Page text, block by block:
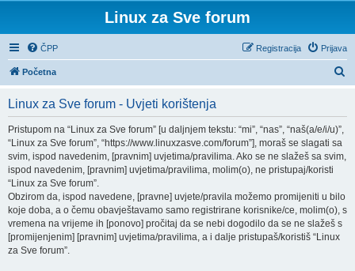
Linux za Sve forum
ČPP Prijava
Registracija
Početna
Linux za Sve forum - Uvjeti korištenja
Pristupom na “Linux za Sve forum” [u daljnjem tekstu: “mi”, “nas”, “naš(a/e/i/u)”,
“Linux za Sve forum”, “https://www.linuxzasve.com/forum”], moraš se slagati sa
svim, ispod navedenim, [pravnim] uvjetima/pravilima. Ako se ne slažeš sa svim,
ispod navedenim, [pravnim] uvjetima/pravilima, molim(o), ne pristupaj/koristi
“Linux za Sve forum”.
Obzirom da, ispod navedene, [pravne] uvjete/pravila možemo promijeniti u bilo
koje doba, a o čemu obavještavamo samo registrirane korisnike/ce, molim(o), s
vremena na vrijeme ih [ponovo] pročitaj da se nebi dogodilo da se ne slažeš s
[promijenjenim] [pravnim] uvjetima/pravilima, a i dalje pristupaš/koristiš “Linux
za Sve forum”.